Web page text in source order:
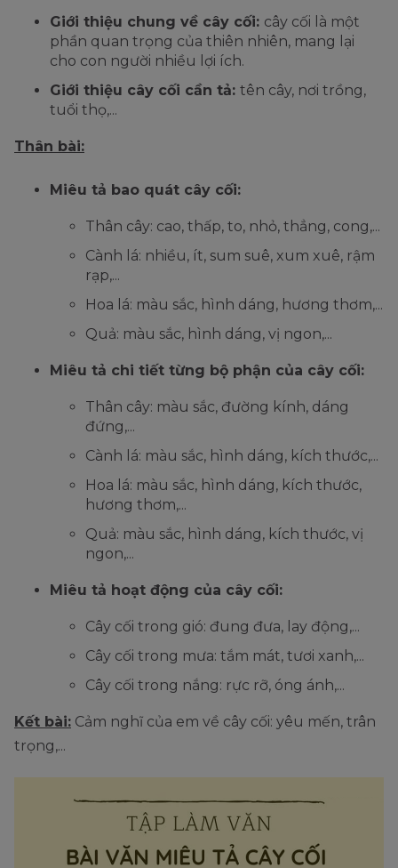
Giới thiệu chung về cây cối: cây cối là một
phần quan trọng của thiên nhiên, mang lại
cho con người nhiều lợi ích.
Giới thiệu cây cối cần tả: tên cây, nơi trồng,
tuổi thọ,...
Thân bài:
Miêu tả bao quát cây cối:
Thân cây: cao, thấp, to, nhỏ, thẳng, cong,...
Cành lá: nhiều, ít, sum suê, xum xuê, rậm
rạp,...
Hoa lá: màu sắc, hình dáng, hương thơm,...
Quả: màu sắc, hình dáng, vị ngon,...
Miêu tả chi tiết từng bộ phận của cây cối:
Thân cây: màu sắc, đường kính, dáng
đứng,...
Cành lá: màu sắc, hình dáng, kích thước,...
Hoa lá: màu sắc, hình dáng, kích thước,
hương thơm,...
Quả: màu sắc, hình dáng, kích thước, vị
ngon,...
Miêu tả hoạt động của cây cối:
Cây cối trong gió: đung đưa, lay động,...
Cây cối trong mưa: tắm mát, tươi xanh,...
Cây cối trong nắng: rực rỡ, óng ánh,...
Kết bài: Cảm nghĩ của em về cây cối: yêu mến, trân
trọng,...